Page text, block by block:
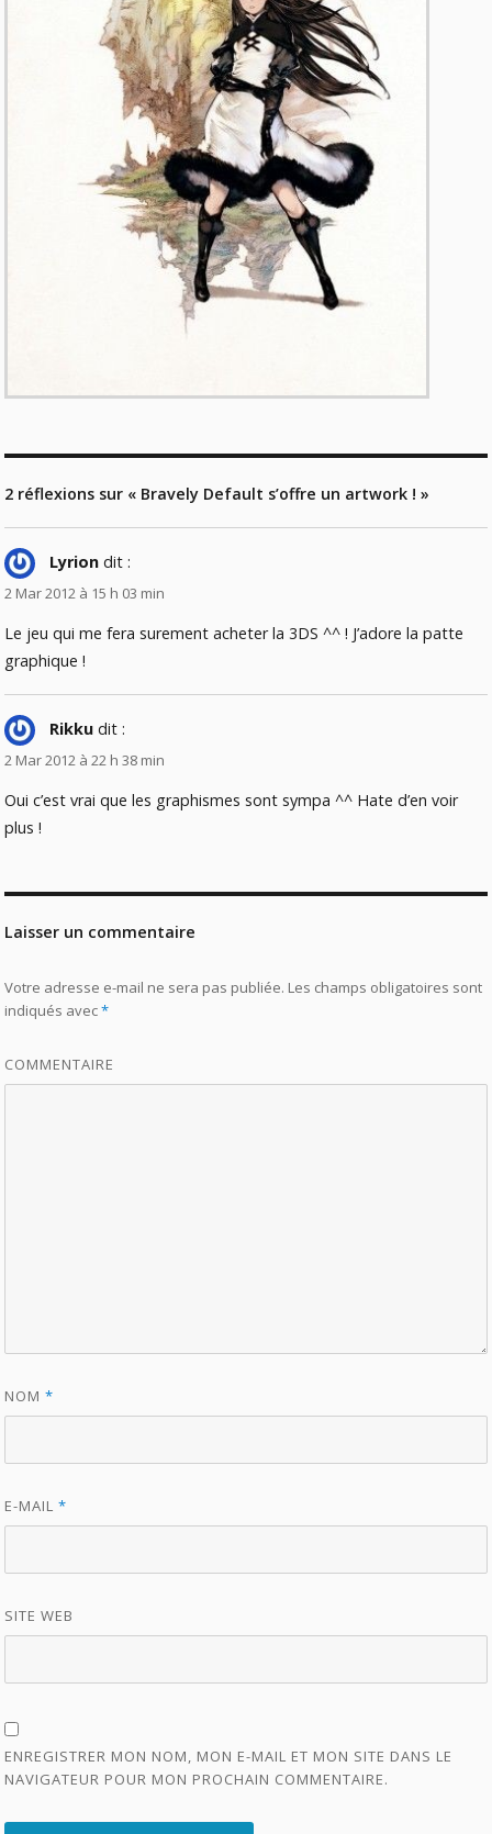
2 réflexions sur « Bravely Default s’offre un artwork ! »
Lyrion dit :
2 Mar 2012 à 15 h 03 min
Le jeu qui me fera surement acheter la 3DS ^^ ! J’adore la patte
graphique !
Rikku dit :
2 Mar 2012 à 22 h 38 min
Oui c’est vrai que les graphismes sont sympa ^^ Hate d’en voir
plus !
Laisser un commentaire
Votre adresse e-mail ne sera pas publiée. Les champs obligatoires sont
indiqués avec*
COMMENTAIRE
NOM*
E-MAIL*
SITE WEB
ENREGISTRER MON NOM, MON E-MAIL ET MON SITE DANS LE
NAVIGATEUR POUR MON PROCHAIN COMMENTAIRE.